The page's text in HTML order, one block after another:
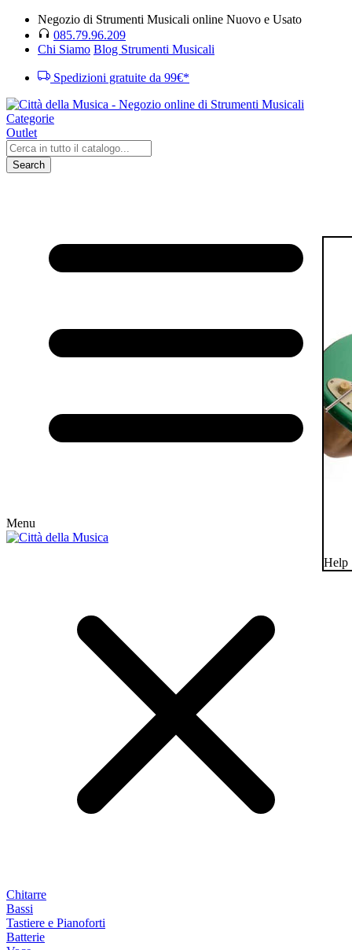
Negozio di Strumenti Musicali online Nuovo e Usato
085.79.96.209
Chi Siamo Blog Strumenti Musicali
Spedizioni gratuite da 99€*
Categorie
Outlet
Search
Menu
Chitarre
Bassi
Tastiere e Pianoforti
Batterie
Help